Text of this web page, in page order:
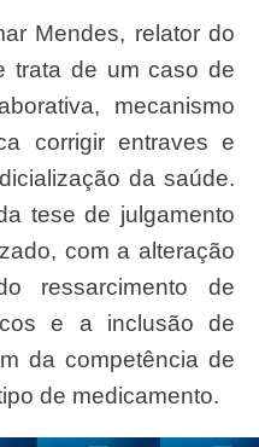
trata de um caso de
mecanismo
corrigir entraves e
da saúde.
tese de julgamento
com a alteração
ressarcimento de
e a inclusão de
da competência de
de medicamento.